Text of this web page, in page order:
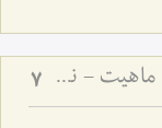
زائد بودن امکان و وجوب و امتناع بر ماهیت - نقد دیدگاه اتحاد جهات ثلاث با ماهیات 7